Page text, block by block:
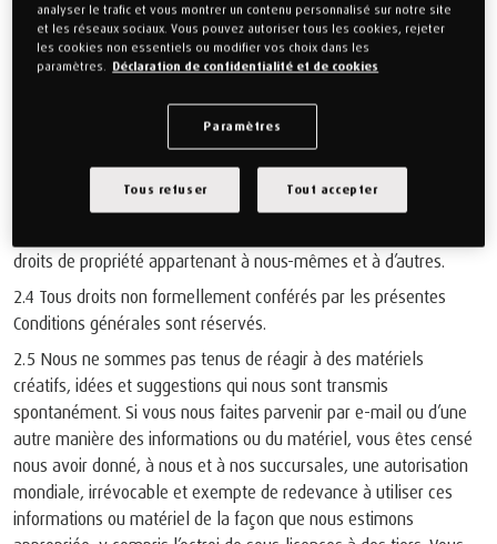
2.3 Tous les droits d’auteur, de marque et autres droits de
propriété intellectuelle concernant le contenu appartiennent à
nous ou à nos cédants de licences. Vous reconnaissez ces droits
(de propriété intellectuelle) et vous vous interdisez toute
violation. Vous acceptez et confirmez que vous n’obtiendrez
aucun droit (de propriété intellectuelle) sur le contenu et que
toute modification ou utilisation du contenu, dans quel but que ce
soit, non formellement autorisée par les présentes Conditions
droits de propriété appartenant à nous-mêmes et à d’autres.
2.4 Tous droits non formellement conférés par les présentes
Conditions générales sont réservés.
2.5 Nous ne sommes pas tenus de réagir à des matériels
créatifs, idées et suggestions qui nous sont transmis
spontanément. Si vous nous faites parvenir par e-mail ou d’une
autre manière des informations ou du matériel, vous êtes censé
nous avoir donné, à nous et à nos succursales, une autorisation
mondiale, irrévocable et exempte de redevance à utiliser ces
informations ou matériel de la façon que nous estimons
analyser le trafic et vous montrer un contenu personnalisé sur notre site
et les réseaux sociaux. Vous pouvez autoriser tous les cookies, rejeter
les cookies non essentiels ou modifier vos choix dans les
paramètres. Déclaration de confidentialité et de cookies
Paramètres
Tous refuser Tout accepter